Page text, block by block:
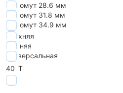
на хомут 28.6 мм
на хомут 31.8 мм
на хомут 34.9 мм
верхняя
нижняя
универсальная
40 T
3x9